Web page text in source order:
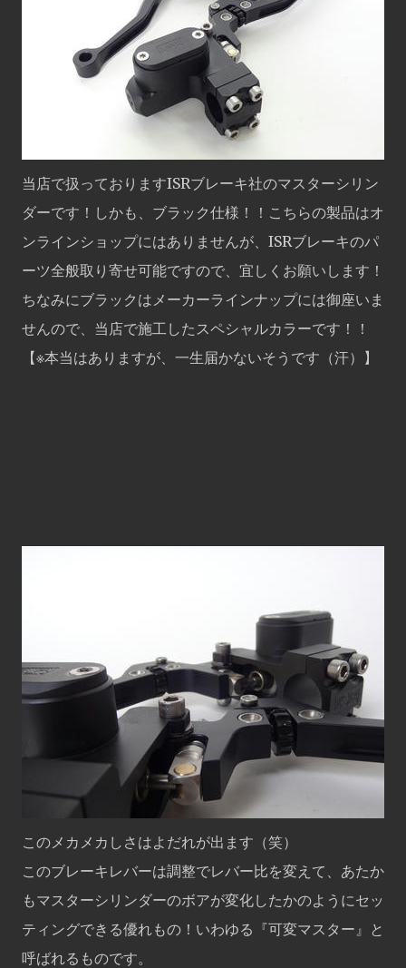
当店で扱っておりますISRブレーキ社のマスターシリン
ダーです！しかも、ブラック仕様！！こちらの製品はオ
ンラインショップにはありませんが、ISRブレーキのパ
ーツ全般取り寄せ可能ですので、宜しくお願いします！
ちなみにブラックはメーカーラインナップには御座いま
せんので、当店で施工したスペシャルカラーです！！
【※本当はありますが、一生届かないそうです（汗）】
このメカメカしさはよだれが出ます（笑）
このブレーキレバーは調整でレバー比を変えて、あたか
もマスターシリンダーのボアが変化したかのようにセッ
ティングできる優れもの！いわゆる『可変マスター』と
呼ばれるものです。